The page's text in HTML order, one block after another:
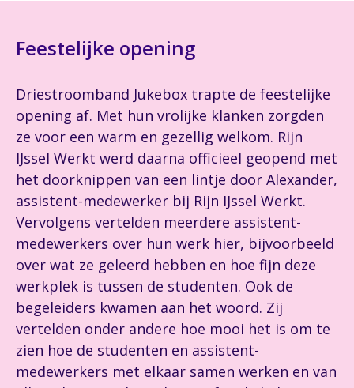
Feestelijke opening
Driestroomband Jukebox trapte de feestelijke
opening af. Met hun vrolijke klanken zorgden
ze voor een warm en gezellig welkom. Rijn
IJssel Werkt werd daarna officieel geopend met
het doorknippen van een lintje door Alexander,
assistent-medewerker bij Rijn IJssel Werkt.
Vervolgens vertelden meerdere assistent-
medewerkers over hun werk hier, bijvoorbeeld
over wat ze geleerd hebben en hoe fijn deze
werkplek is tussen de studenten. Ook de
begeleiders kwamen aan het woord. Zij
vertelden onder andere hoe mooi het is om te
zien hoe de studenten en assistent-
medewerkers met elkaar samen werken en van